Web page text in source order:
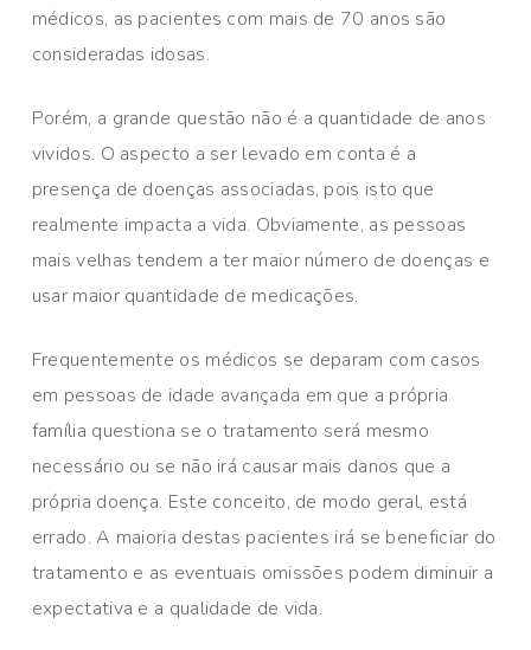
médicos, as pacientes com mais de 70 anos são
consideradas idosas.
Porém, a grande questão não é a quantidade de anos
vividos. O aspecto a ser levado em conta é a
presença de doenças associadas, pois isto que
realmente impacta a vida. Obviamente, as pessoas
mais velhas tendem a ter maior número de doenças e
usar maior quantidade de medicações.
Frequentemente os médicos se deparam com casos
em pessoas de idade avançada em que a própria
família questiona se o tratamento será mesmo
necessário ou se não irá causar mais danos que a
própria doença. Este conceito, de modo geral, está
errado. A maioria destas pacientes irá se beneficiar do
tratamento e as eventuais omissões podem diminuir a
expectativa e a qualidade de vida.